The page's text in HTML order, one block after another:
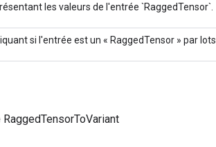
les valeurs de l'entrée `RaggedTensor`.
si l'entrée est un « RaggedTensor » par lots.